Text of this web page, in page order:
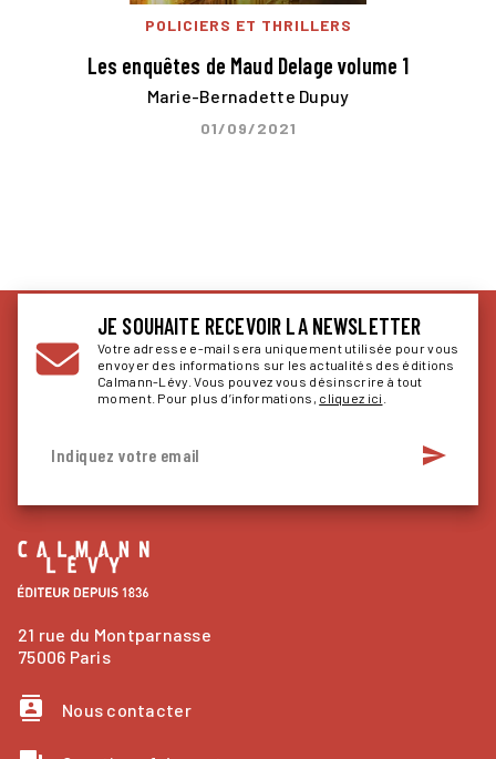
POLICIERS ET THRILLERS
Les enquêtes de Maud Delage volume 1
Marie-Bernadette Dupuy
01/09/2021
JE SOUHAITE RECEVOIR LA NEWSLETTER
Votre adresse e-mail sera uniquement utilisée pour vous
envoyer des informations sur les actualités des éditions
Calmann-Lévy. Vous pouvez vous désinscrire à tout
moment. Pour plus d’informations, cliquez ici
Indiquez votre email send
21 rue du Montparnasse
75006 Paris
contacts Nous contacter